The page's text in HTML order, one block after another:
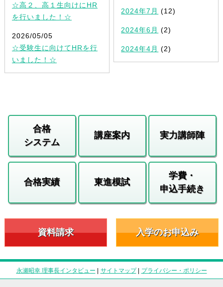
☆高２、高１生向けにHR
を行いました！☆
2026/05/05
☆受験生に向けてHRを行
いました！☆
2024年7月 (12)
2024年6月 (2)
2024年4月 (2)
合格
システム
講座案内 実力講師陣
合格実績 東進模試
学費・
申込手続き
資料請求 入学のお申込み
永瀬昭幸 理事長インタビュー | サイトマップ| プライバシー・ポリシー